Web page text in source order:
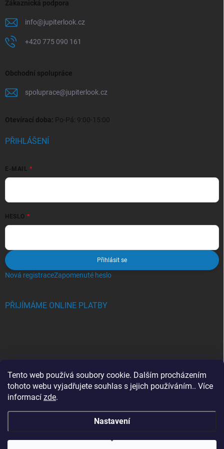
Tento web používá soubory cookie. Dalším procházením
tohoto webu vyjadřujete souhlas s jejich používáním.. Více
informací zde.
Nastavení
Zákaznická podpora
info@jupiterlook.cz
+420 775 090 161
Obchodní spolupráce
spoluprace@jupiterlook.cz
Otevírací doba: Po-Pá: 9:00-15:00
PŘIHLÁŠENÍ
E-MAIL
HESLO
Přihlásit se
Nová registraceZapomenuté heslo
PŘIJÍMÁME ONLINE PLATBY
BLOG
Crocs, proč se svět zamiloval do těchto bot a proč je MUSÍTE mít
také?